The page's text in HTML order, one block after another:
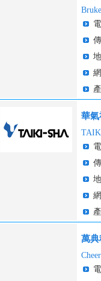
華氣
萬典